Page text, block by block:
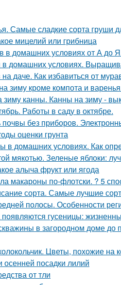
Самые сладкие сорта груши
мицелий или грибница
домашних условиях от А до
в домашних условиях.
даче. Как избавиться от
зиму кроме компота и
канны. Канны на зиму -
Работы в саду в октябре.
почвы без приборов.
оценки грунта
в домашних условиях. Как
мякотью. Зеленые яблоки:
алыча фрукт или ягода
макароны по-флотски. ? 5
сорта. Самые лучшие
полосы. Особенности
гусеницы:
в загородном доме
Цветы, похожие на
посадки лилий
от тли